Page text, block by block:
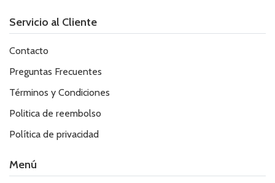
Servicio al Cliente
Contacto
Preguntas Frecuentes
Términos y Condiciones
Politica de reembolso
Política de privacidad
Menú